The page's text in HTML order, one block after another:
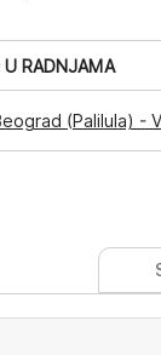
U RADNJAMA
(Palilula) -